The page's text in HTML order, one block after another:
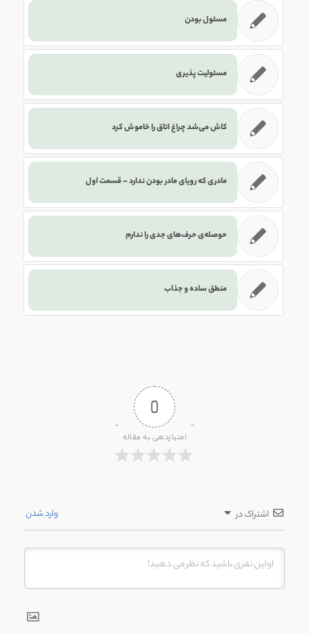
مسئول بودن
مسئولیت پذیری
کاش می‌شد چراغ اتاق را خاموش کرد
مادری که رویای مادر بودن ندارد – قسمت اول
حوصله‌ی حرف‌های جدی را ندارم
منطق ساده و جذاب
0
امتیازدهی به مقاله
اشتراک در وارد شدن